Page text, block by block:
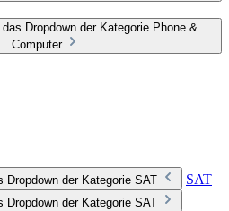
Dropdown der Kategorie Phone &
Computer
Dropdown der Kategorie SAT SAT
Dropdown der Kategorie SAT